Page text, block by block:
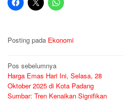
Posting pada Ekonomi
Navigasi
pos
Pos sebelumnya
Harga Emas Hari Ini, Selasa, 28
Oktober 2025 di Kota Padang
Sumbar: Tren Kenaikan Signifikan